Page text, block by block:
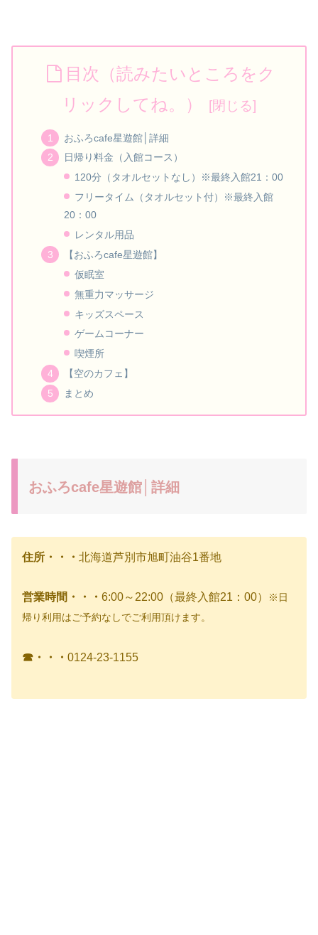
目次（読みたいところをク
リックしてね。）
おふろcafe星遊館│詳細
日帰り料金（入館コース）
120分（タオルセットなし）※最終入館21：00
フリータイム（タオルセット付）※最終入館
20：00
レンタル用品
【おふろcafe星遊館】
仮眠室
無重力マッサージ
キッズスペース
ゲームコーナー
喫煙所
【空のカフェ】
まとめ
おふろcafe星遊館│詳細
住所・・・ 北海道芦別市旭町油谷1番地
営業時間・・・ 6:00～22:00（最終入館21：00）
※日
帰り利用はご予約なしでご利用頂けます。
☎・・・ 0124-23-1155